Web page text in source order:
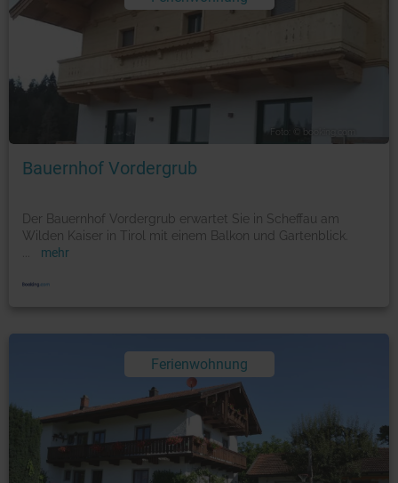
Foto: © booking.com
Bauernhof Vordergrub
Der Bauernhof Vordergrub erwartet Sie in Scheffau am
Wilden Kaiser in Tirol mit einem Balkon und Gartenblick.
mehr
Ferienwohnung